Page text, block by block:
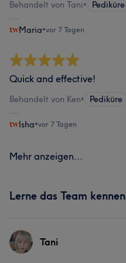
Behandelt von Tani• Pediküre
Maria•vor 7 Tagen
Quick and effective!
Behandelt von Ken• Pediküre
Isha•vor 7 Tagen
Mehr anzeigen...
Lerne das Team kennen
Tani